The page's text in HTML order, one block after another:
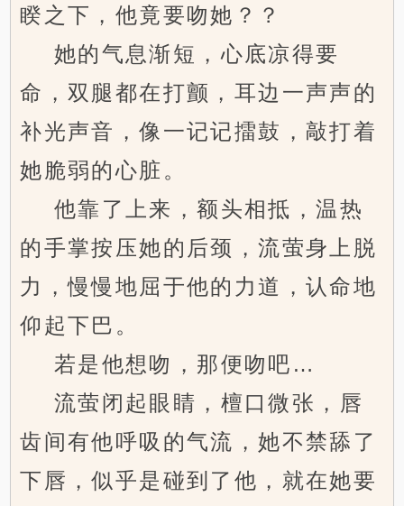
睽之下，他竟要吻她？？
她的气息渐短，心底凉得要
命，双腿都在打颤，耳边一声声的
补光声音，像一记记擂鼓，敲打着
她脆弱的心脏。
他靠了上来，额头相抵，温热
的手掌按压她的后颈，流萤身上脱
力，慢慢地屈于他的力道，认命地
仰起下巴。
若是他想吻，那便吻吧…
流萤闭起眼睛，檀口微张，唇
齿间有他呼吸的气流，她不禁舔了
下唇，似乎是碰到了他，就在她要